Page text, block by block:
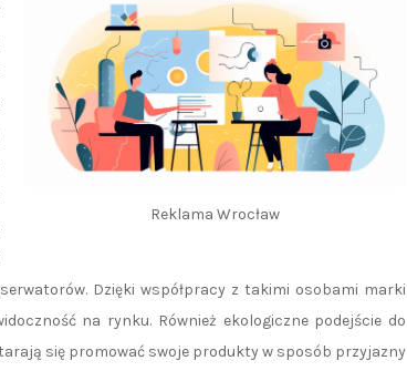
Reklama Wrocław
Dzięki współpracy z takimi osobami marki
na rynku. Również ekologiczne podejście do
się promować swoje produkty w sposób przyjazny